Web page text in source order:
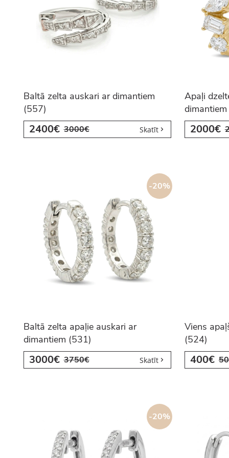
Baltā zelta auskari ar dimantiem
(557)
2400€ 3000€ Skatīt
Apaļi
2000€
-20%
Baltā zelta apaļie auskari ar
dimantiem (531)
3000€ 3750€ Skatīt
Viens
(524)
400€
-20%